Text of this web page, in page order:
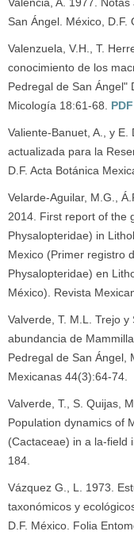
San Ángel. México, D.F.
Valenzuela, V.H., T.
conocimiento de los
Pedregal de San Ángel"
Micología 18:61-68. PDF
Valiente-Banuet, A., y
actualizada para la
D.F. Acta Botánica
Velarde-Aguilar, M.G.,
2014. First report of the
Physalopteridae) in
Mexico (Primer registro
Physalopteridae) en
México). Revista
Valverde, T. M.L. Trejo
abundancia de
Pedregal de San Ángel,
Mexicanas 44(3):64-74.
Valverde, T., S. Quijas,
Population dynamics of
(Cactaceae) in a la-field
184.
Vázquez G., L. 1973.
taxonómicos y
D.F. México. Folia